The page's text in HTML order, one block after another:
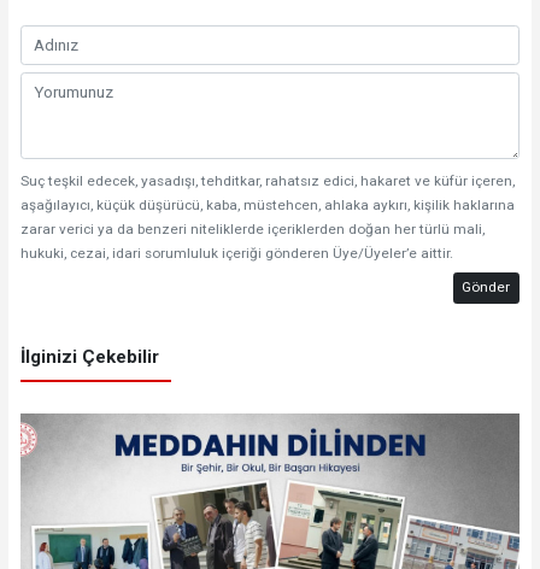
Suç teşkil edecek, yasadışı, tehditkar, rahatsız edici, hakaret ve küfür içeren,
aşağılayıcı, küçük düşürücü, kaba, müstehcen, ahlaka aykırı, kişilik haklarına
zarar verici ya da benzeri niteliklerde içeriklerden doğan her türlü mali,
hukuki, cezai, idari sorumluluk içeriği gönderen Üye/Üyeler’e aittir.
Gönder
İlginizi Çekebilir